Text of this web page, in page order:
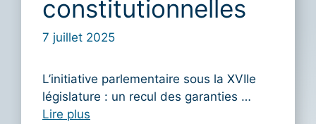
constitutionnelles
7 juillet 2025
L’initiative parlementaire sous la XVIIe
législature : un recul des garanties …
Lire plus